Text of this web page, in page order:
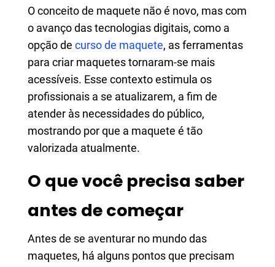
O conceito de maquete não é novo, mas com
o avanço das tecnologias digitais, como a
opção de curso de maquete, as ferramentas
para criar maquetes tornaram-se mais
acessíveis. Esse contexto estimula os
profissionais a se atualizarem, a fim de
atender às necessidades do público,
mostrando por que a maquete é tão
valorizada atualmente.
O que você precisa saber
antes de começar
Antes de se aventurar no mundo das
maquetes, há alguns pontos que precisam